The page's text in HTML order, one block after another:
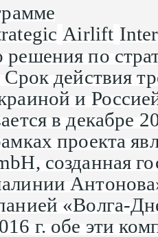
Airlift
по
действия
и
в декабре
проекта
созданная
«Волга-
г. обе эти